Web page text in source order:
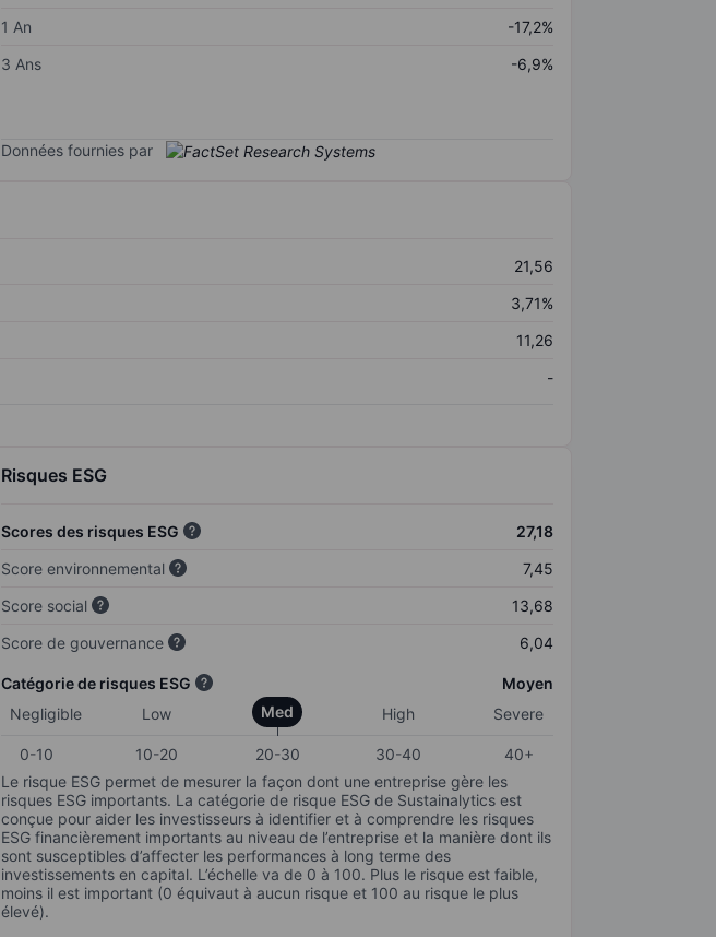
1 An
-17,2%
3 Ans
-6,9%
Données fournies par
21,56
3,71%
11,26
-
Risques ESG
Scores des risques ESG
27,18
Score environnemental
7,45
Score social
13,68
Score de gouvernance
6,04
Catégorie de risques ESG
Moyen
Negligible
Low Med High Severe
0-10 10-20 20-30 30-40
40+
Le risque ESG permet de mesurer la façon dont une entreprise gère les
risques ESG importants. La catégorie de risque ESG de Sustainalytics est
conçue pour aider les investisseurs à identifier et à comprendre les risques
ESG financièrement importants au niveau de l’entreprise et la manière dont ils
sont susceptibles d’affecter les performances à long terme des
investissements en capital. L’échelle va de 0 à 100. Plus le risque est faible,
moins il est important (0 équivaut à aucun risque et 100 au risque le plus
élevé).